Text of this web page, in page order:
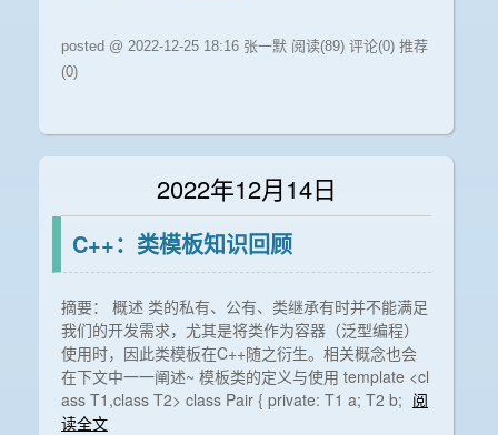
posted @ 2022-12-25 18:16 张一默 阅读(89) 评论(0) 推荐
(0)
2022年12月14日
C++：类模板知识回顾
摘要： 概述 类的私有、公有、类继承有时并不能满足
我们的开发需求，尤其是将类作为容器（泛型编程）
使用时，因此类模板在C++随之衍生。相关概念也会
在下文中一一阐述~ 模板类的定义与使用 template <cl
ass T1,class T2> class Pair { private: T1 a; T2 b; 阅
读全文